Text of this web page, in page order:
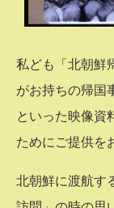
私ども「北朝鮮
がお持ちの帰国
といった映像資
ためにご提供を
北朝鮮に渡航す